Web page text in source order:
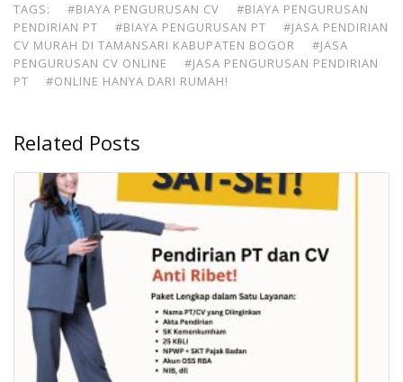
TAGS: #BIAYA PENGURUSAN CV
#BIAYA PENGURUSAN
PENDIRIAN PT
#BIAYA PENGURUSAN PT
#JASA PENDIRIAN
CV MURAH DI TAMANSARI KABUPATEN BOGOR
#JASA
PENGURUSAN CV ONLINE
#JASA PENGURUSAN PENDIRIAN
PT
#ONLINE HANYA DARI RUMAH!
Related Posts